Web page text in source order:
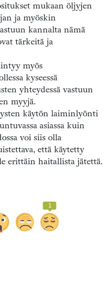
mukaan öljyjen
ja myöskin
kannalta nämä
tärkeitä ja
myös
kyseessä
yhteydessä vastuun
myyjä.
käytön laiminlyönti
asiassa kuin
voi siis olla
että käytetty
erittäin haitallista jätettä.
1